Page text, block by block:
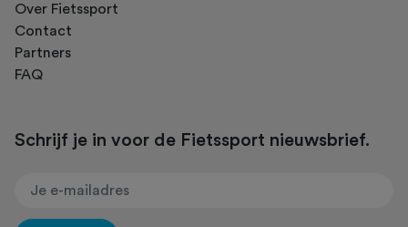
Over Fietssport
Contact
Partners
FAQ
Schrijf je in voor de Fietssport nieuwsbrief.